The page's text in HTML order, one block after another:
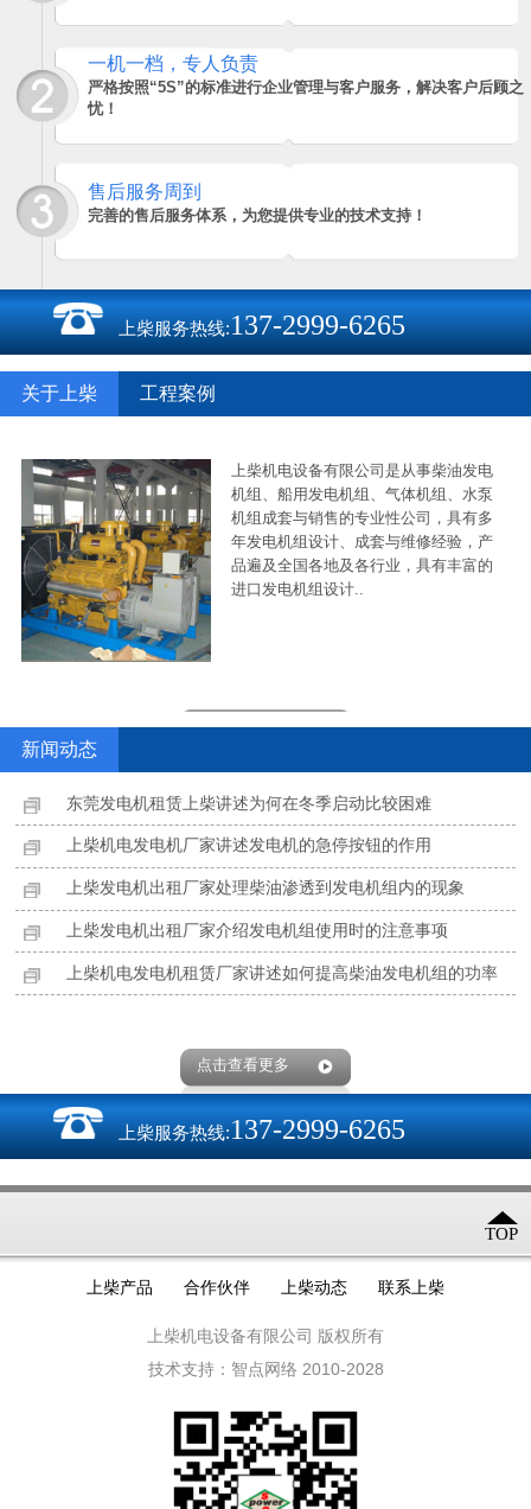
一机一档，专人负责
严格按照“5S”的标准进行企业管理与客户服务，解决客户后顾之
忧！
售后服务周到
完善的售后服务体系，为您提供专业的技术支持！
上柴服务热线:137-2999-6265
关于上柴 工程案例
上柴机电设备有限公司是从事柴油发电
机组、船用发电机组、气体机组、水泵
机组成套与销售的专业性公司，具有多
年发电机组设计、成套与维修经验，产
品遍及全国各地及各行业，具有丰富的
进口发电机组设计..
点击查看更多
据有关信息了解到上柴东
莞发电机回
中国中铁
点击查看更多
新闻动态
东莞发电机租赁上柴讲述为何在冬季启动比较困难
上柴机电发电机厂家讲述发电机的急停按钮的作用
上柴发电机出租厂家处理柴油渗透到发电机组内的现象
上柴发电机出租厂家介绍发电机组使用时的注意事项
上柴机电发电机租赁厂家讲述如何提高柴油发电机组的功率
点击查看更多
上柴服务热线:137-2999-6265
TOP
上柴产品 合作伙伴 上柴动态 联系上柴
上柴机电设备有限公司 版权所有
技术支持：智点网络 2010-2028